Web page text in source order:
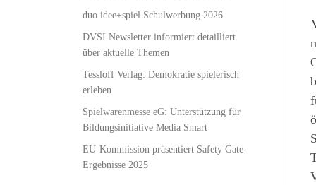
duo idee+spiel Schulwerbung 2026
DVSI Newsletter informiert detailliert
über aktuelle Themen
Tessloff Verlag: Demokratie spielerisch
erleben
Spielwarenmesse eG: Unterstützung für
Bildungsinitiative Media Smart
EU-Kommission präsentiert Safety Gate-
Ergebnisse 2025